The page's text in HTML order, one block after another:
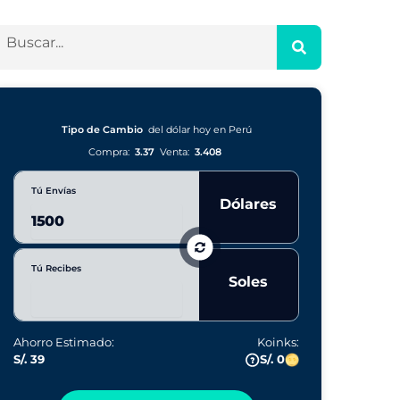
Tipo de Cambio del dólar hoy en Perú
Compra: 3.37 Venta: 3.408
Tú Envías
Dólares
Tú Recibes
Soles
Ahorro Estimado:
S/. 39
Koinks:
S/. 0